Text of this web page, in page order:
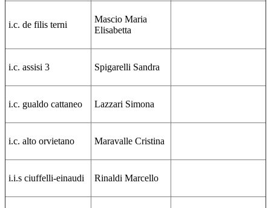
i.c. de filis terni
Mascio Maria
Elisabetta
i.c. assisi 3 Spigarelli Sandra
i.c. gualdo cattaneo Lazzari Simona
i.c. alto orvietano Maravalle Cristina
i.i.s ciuffelli-einaudi Rinaldi Marcello